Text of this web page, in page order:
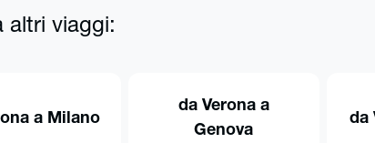
altri viaggi:
a Milano
da Verona a
Genova
da